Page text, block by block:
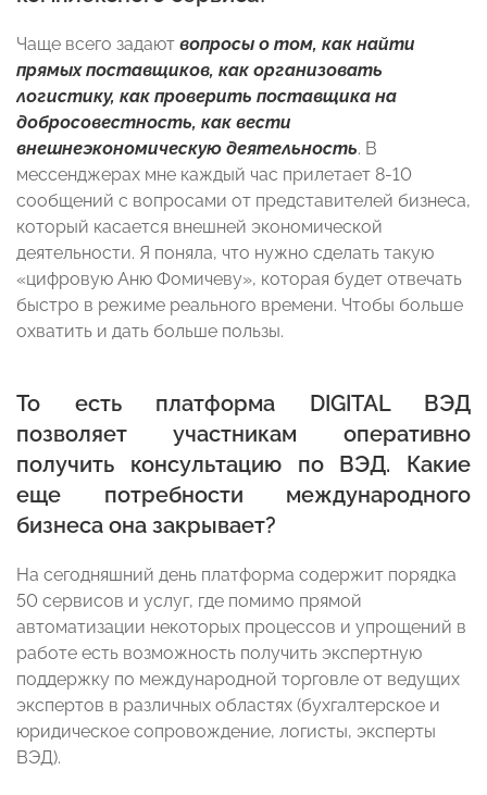
Чаще всего задают вопросы о том, как найти
прямых поставщиков, как организовать
логистику, как проверить поставщика на
добросовестность, как вести
внешнеэкономическую деятельность. В
мессенджерах мне каждый час прилетает 8-10
сообщений с вопросами от представителей бизнеса,
который касается внешней экономической
деятельности. Я поняла, что нужно сделать такую
«цифровую Аню Фомичеву», которая будет отвечать
быстро в режиме реального времени. Чтобы больше
охватить и дать больше пользы.
То есть платформа DIGITAL ВЭД
позволяет участникам оперативно
получить консультацию по ВЭД. Какие
еще потребности международного
бизнеса она закрывает?
На сегодняшний день платформа содержит порядка
50 сервисов и услуг, где помимо прямой
автоматизации некоторых процессов и упрощений в
работе есть возможность получить экспертную
поддержку по международной торговле от ведущих
экспертов в различных областях (бухгалтерское и
юридическое сопровождение, логисты, эксперты
ВЭД).